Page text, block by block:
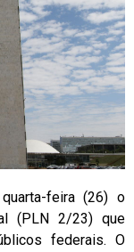
feira (26) o
(PLN 2/23) que
federais. O